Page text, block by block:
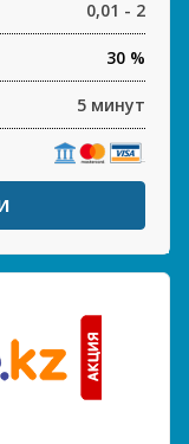
0,01 - 2
30 %
5 минут